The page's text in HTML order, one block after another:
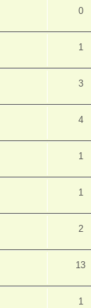
0
1
3
4
1
1
2
13
1